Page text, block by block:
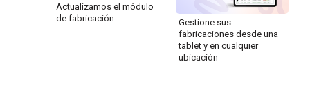
Actualizamos el módulo
de fabricación
Gestione sus
fabricaciones desde una
tablet y en cualquier
ubicación